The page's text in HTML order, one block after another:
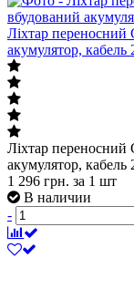
Ліхтар
акумулятор,
Ліхтар
акумулятор,
1 296 грн. за 1 шт
В наличии
-